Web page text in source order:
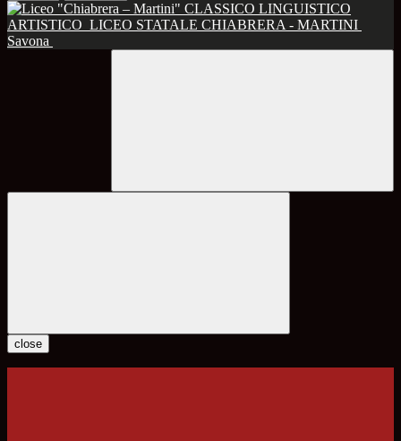
CLASSICO LINGUISTICO
ARTISTICO LICEO STATALE CHIABRERA - MARTINI
Savona
close